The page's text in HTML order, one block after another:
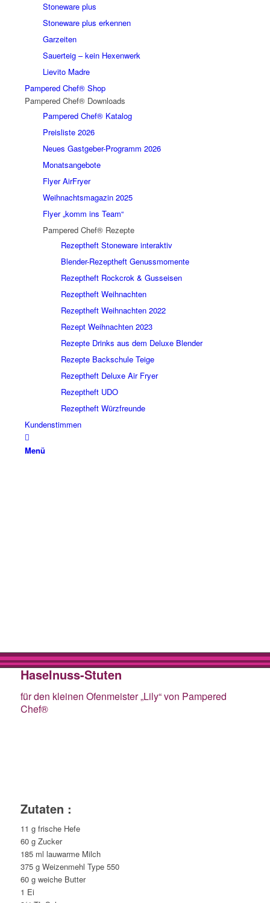
Stoneware plus
Stoneware plus erkennen
Garzeiten
Sauerteig – kein Hexenwerk
Lievito Madre
Pampered Chef® Shop
Pampered Chef® Downloads
Pampered Chef® Katalog
Preisliste 2026
Neues Gastgeber-Programm 2026
Monatsangebote
Flyer AirFryer
Weihnachtsmagazin 2025
Flyer „komm ins Team“
Pampered Chef® Rezepte
Rezeptheft Stoneware interaktiv
Blender-Rezeptheft Genussmomente
Rezeptheft Rockcrok & Gusseisen
Rezeptheft Weihnachten
Rezeptheft Weihnachten 2022
Rezept Weihnachten 2023
Rezepte Drinks aus dem Deluxe Blender
Rezepte Backschule Teige
Rezeptheft Deluxe Air Fryer
Rezeptheft UDO
Rezeptheft Würzfreunde
Kundenstimmen
Menü
Haselnuss-Stuten
für den kleinen Ofenmeister „Lily“ von Pampered
Chef®
Zutaten :
11 g frische Hefe
60 g Zucker
185 ml lauwarme Milch
375 g Weizenmehl Type 550
60 g weiche Butter
1 Ei